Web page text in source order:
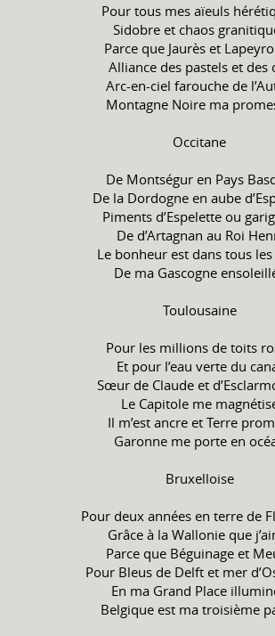
Pour tous mes aïeuls
Sidobre et chaos
Parce que Jaurès et
Alliance des pastels et des
Arc-en-ciel farouche de
Montagne Noire ma
Occitane
De Montségur en Pays
De la Dordogne en aube
Piments d’Espelette ou
De d’Artagnan au Roi
Le bonheur est dans tous
De ma Gascogne
Toulousaine
Pour les millions de toits
Et pour l’eau verte du
Sœur de Claude et
Le Capitole me
Il m’est ancre et Terre
Garonne me porte en
Bruxelloise
Pour deux années en terre de
Grâce à la Wallonie que
Parce que Béguinage et
Pour Bleus de Delft et mer
En ma Grand Place
Belgique est ma troisième